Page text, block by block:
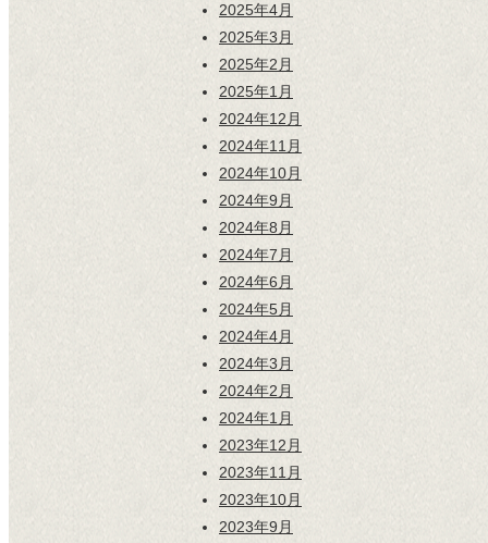
2025年4月
2025年3月
2025年2月
2025年1月
2024年12月
2024年11月
2024年10月
2024年9月
2024年8月
2024年7月
2024年6月
2024年5月
2024年4月
2024年3月
2024年2月
2024年1月
2023年12月
2023年11月
2023年10月
2023年9月